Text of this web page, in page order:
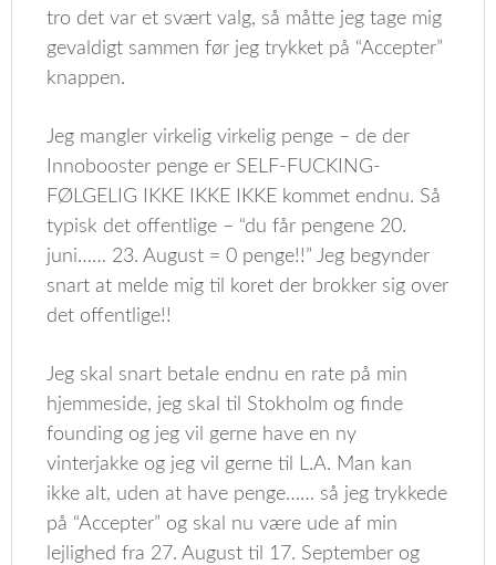
tro det var et svært valg, så måtte jeg tage mig
gevaldigt sammen før jeg trykket på “Accepter”
knappen.
Jeg mangler virkelig virkelig penge – de der
Innobooster penge er SELF-FUCKING-
FØLGELIG IKKE IKKE IKKE kommet endnu. Så
typisk det offentlige – “du får pengene 20.
juni…… 23. August = 0 penge!!” Jeg begynder
snart at melde mig til koret der brokker sig over
det offentlige!!
Jeg skal snart betale endnu en rate på min
hjemmeside, jeg skal til Stokholm og finde
founding og jeg vil gerne have en ny
vinterjakke og jeg vil gerne til L.A. Man kan
ikke alt, uden at have penge…… så jeg trykkede
på “Accepter” og skal nu være ude af min
lejlighed fra 27. August til 17. September og